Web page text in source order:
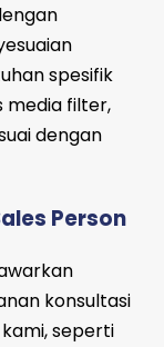
spesifik
media filter,
dengan
Person
konsultasi
seperti